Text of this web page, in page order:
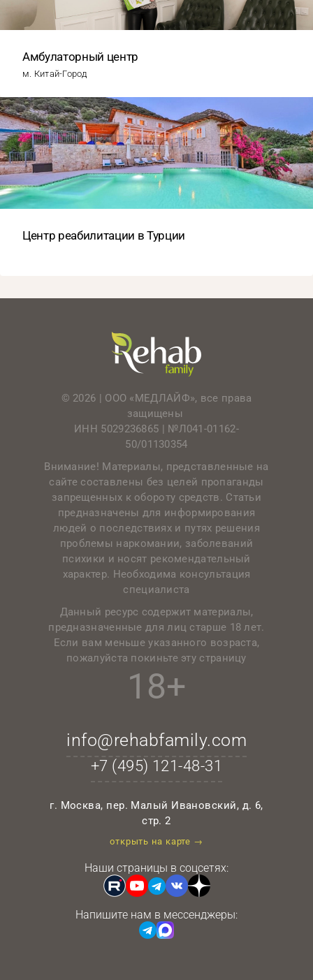
Амбулаторный центр
м. Китай-Город
Центр реабилитации в Турции
© 2026 | ООО «МЕДЛАЙФ», все права
защищены
ИНН 5029236865 | №Л041-01162-
50/01130354
Внимание! Материалы, представленные на
сайте составлены без целей пропаганды
запрещенных к обороту средств. Статьи
предназначены для информирования
людей о последствиях и путях решения
проблемы наркомании, заболеваний
психики и носят рекомендательный
характер. Необходима консультация
специалиста
Данный ресурс содержит материалы,
предназначенные для лиц старше 18 лет.
Если вам меньше указанного возраста,
пожалуйста покиньте эту страницу
18+
info@rehabfamily.com
+7 (495) 121-48-31
г. Москва, пер. Малый Ивановский, д. 6,
стр. 2
открыть на карте →
Наши страницы в соцсетях:
Напишите нам в мессенджеры: